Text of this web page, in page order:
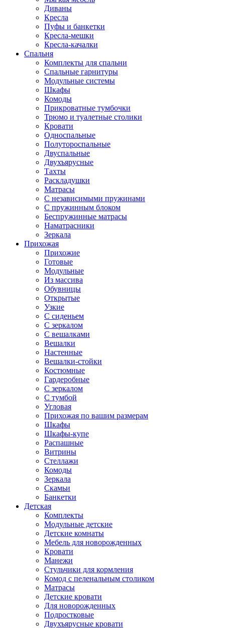
Диваны
Кресла
Пуфы и банкетки
Кресла-мешки
Кресла-качалки
Спальня
Комплекты для спальни
Спальные гарнитуры
Модульные системы
Шкафы
Комоды
Прикроватные тумбочки
Трюмо и туалетные столики
Кровати
Односпальные
Полутороспальные
Двуспальные
Двухъярусные
Тахты
Раскладушки
Матрасы
С независимыми пружинами
С пружинным блоком
Беспружинные матрасы
Наматрасники
Зеркала
Прихожая
Прихожие
Готовые
Модульные
Из массива
Обувницы
Открытые
Узкие
С сиденьем
С зеркалом
С вешалками
Вешалки
Настенные
Вешалки-стойки
Костюмные
Гардеробные
С зеркалом
С тумбой
Угловая
Прихожая по вашим размерам
Шкафы
Шкафы-купе
Распашные
Витрины
Стеллажи
Комоды
Зеркала
Скамьи
Банкетки
Детская
Комплекты
Модульные детские
Детские комнаты
Мебель для новорожденных
Кровати
Манежи
Стульчики для кормления
Комод с пеленальным столиком
Матрасы
Детские кровати
Для новорожденных
Подростковые
Двухъярусные кровати